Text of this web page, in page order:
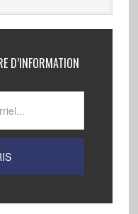
D’INFORMATION